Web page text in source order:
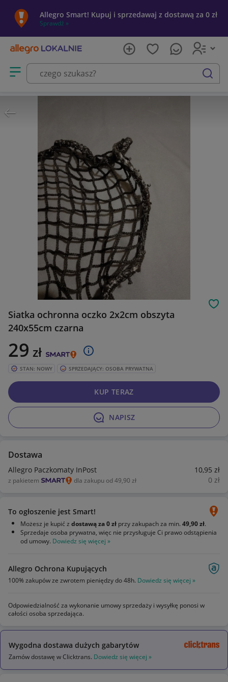
Allegro Smart! Kupuj i sprzedawaj z dostawą za 0 zł
Sprawdź »
Otwórz menu z kategoriami
szukaj
Siatka ochronna oczko 2x2cm obszyta
240x55cm czarna
29 zł
STAN: NOWY SPRZEDAJĄCY: OSOBA PRYWATNA
NAPISZ
KUP TERAZ
Dostawa
Allegro Paczkomaty InPost 10,95 zł
z pakietem dla zakupu od 49,90 zł 0 zł
To ogłoszenie jest Smart!
Możesz je kupić z dostawą za 0 zł przy zakupach za min. 49,90 zł.
Sprzedaje osoba prywatna, więc nie przysługuje Ci prawo odstąpienia
od umowy. Dowiedz się więcej »
Allegro Ochrona Kupujących
100% zakupów ze zwrotem pieniędzy do 48h. Dowiedz się więcej »
Odpowiedzialność za wykonanie umowy sprzedaży i wysyłkę ponosi w
całości osoba sprzedająca.
Wygodna dostawa dużych gabarytów
Zamów dostawę w Clicktrans. Dowiedz się więcej »